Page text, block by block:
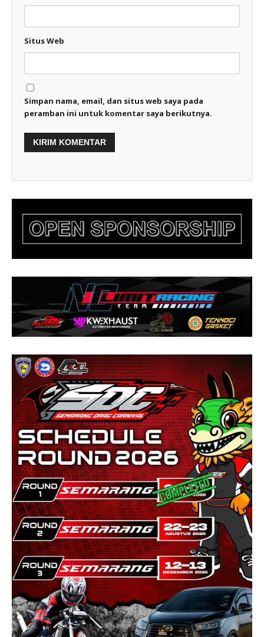
Situs Web
Simpan nama, email, dan situs web saya pada
peramban ini untuk komentar saya berikutnya.